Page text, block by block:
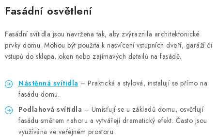
Fasádní osvětlení
Fasádní svítidla jsou navržena tak, aby zvýraznila architektonické
prvky domu. Mohou být použita k nasvícení vstupních dveří, garáží či
vstupů do sklepa, oken nebo zajímavých detailů na fasádě.
Nástěnná svítidla – Praktická a stylová, instalují se přímo na
fasádu domu.
Podlahová svítidla – Umísťují se u základů domu, osvětlují
fasádu směrem nahoru a vytvářejí dramatický efekt. Často jsou
využívána ve veřejném prostoru.